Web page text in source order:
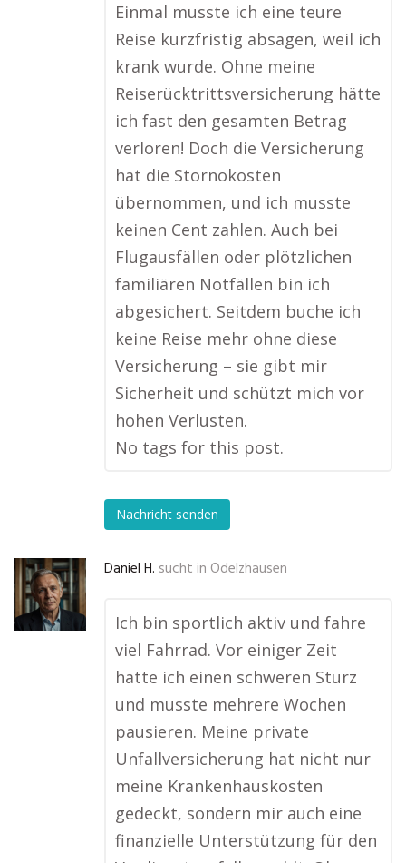
Einmal musste ich eine teure
Reise kurzfristig absagen, weil ich
krank wurde. Ohne meine
Reiserücktrittsversicherung hätte
ich fast den gesamten Betrag
verloren! Doch die Versicherung
hat die Stornokosten
übernommen, und ich musste
keinen Cent zahlen. Auch bei
Flugausfällen oder plötzlichen
familiären Notfällen bin ich
abgesichert. Seitdem buche ich
keine Reise mehr ohne diese
Versicherung – sie gibt mir
Sicherheit und schützt mich vor
hohen Verlusten.
No tags for this post.
Nachricht senden
Daniel H. sucht in Odelzhausen
Ich bin sportlich aktiv und fahre
viel Fahrrad. Vor einiger Zeit
hatte ich einen schweren Sturz
und musste mehrere Wochen
pausieren. Meine private
Unfallversicherung hat nicht nur
meine Krankenhauskosten
gedeckt, sondern mir auch eine
finanzielle Unterstützung für den